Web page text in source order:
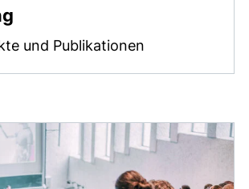
und Publikationen